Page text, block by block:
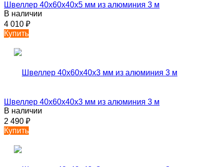
Швеллер 40х60х40х5 мм из алюминия 3 м
В наличии
4 010 ₽
Купить
Швеллер 40х60х40х3 мм из алюминия 3 м
В наличии
2 490 ₽
Купить